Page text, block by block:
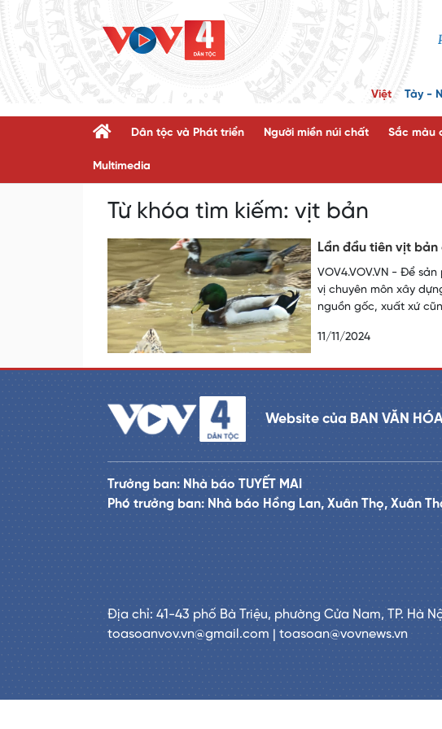
Việt Tày -
Dân tộc và Phát triển Người miền núi chất Sắc màu
Multimedia
Từ khóa tìm kiếm: vịt bản
Lần đầu tiên vịt
VOV4.VOV.VN - Để
vị chuyên môn xây
nguồn gốc, xuất xứ
11/11/2024
Website của BAN VĂN
Trưởng ban: Nhà báo TUYẾT MAI
Phó trưởng ban: Nhà báo Hồng Lan, Xuân Thọ, Xuân
Địa chỉ: 41-43 phố Bà Triệu, phường Cửa Nam, TP. Hà
toasoanvov.vn@gmail.com | toasoan@vovnews.vn